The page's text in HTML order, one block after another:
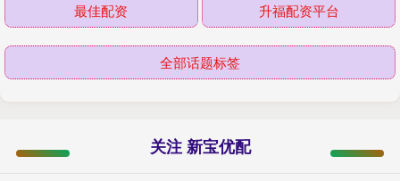
最佳配资 升福配资平台
全部话题标签
关注 新宝优配